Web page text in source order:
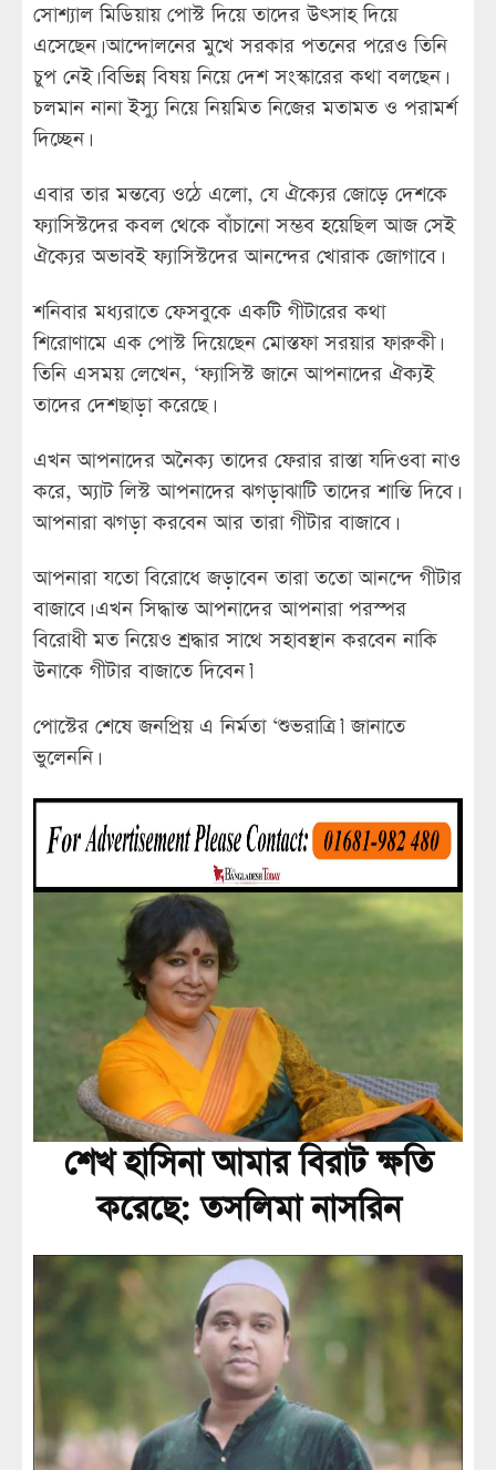
সোশ্যাল মিডিয়ায় পোস্ট দিয়ে তাদের উৎসাহ দিয়ে
এসেছেন। আন্দোলনের মুখে সরকার পতনের পরেও তিনি
চুপ নেই। বিভিন্ন বিষয় নিয়ে দেশ সংস্কারের কথা বলছেন।
চলমান নানা ইস্যু নিয়ে নিয়মিত নিজের মতামত ও পরামর্শ
দিচ্ছেন।
এবার তার মন্তব্যে ওঠে এলো, যে ঐক্যের জোড়ে দেশকে
ফ্যাসিস্টদের কবল থেকে বাঁচানো সম্ভব হয়েছিল আজ সেই
ঐক্যের অভাবই ফ্যাসিস্টদের আনন্দের খোরাক জোগাবে।
শনিবার মধ্যরাতে ফেসবুকে একটি গীটারের কথা
শিরোণামে এক পোস্ট দিয়েছেন মোস্তফা সরয়ার ফারুকী।
তিনি এসময় লেখেন, ‘ফ্যাসিস্ট জানে আপনাদের ঐক্যই
তাদের দেশছাড়া করেছে।
এখন আপনাদের অনৈক্য তাদের ফেরার রাস্তা যদিওবা নাও
করে, অ্যাট লিস্ট আপনাদের ঝগড়াঝাটি তাদের শান্তি দিবে।
আপনারা ঝগড়া করবেন আর তারা গীটার বাজাবে।
আপনারা যতো বিরোধে জড়াবেন তারা ততো আনন্দে গীটার
বাজাবে। এখন সিদ্ধান্ত আপনাদের আপনারা পরস্পর
বিরোধী মত নিয়েও শ্রদ্ধার সাথে সহাবস্থান করবেন নাকি
উনাকে গীটার বাজাতে দিবেন।’
পোস্টের শেষে জনপ্রিয় এ নির্মতা ‘শুভরাত্রি।’ জানাতে
ভুলেননি।
শেখ হাসিনা আমার বিরাট ক্ষতি
করেছে: তসলিমা নাসরিন